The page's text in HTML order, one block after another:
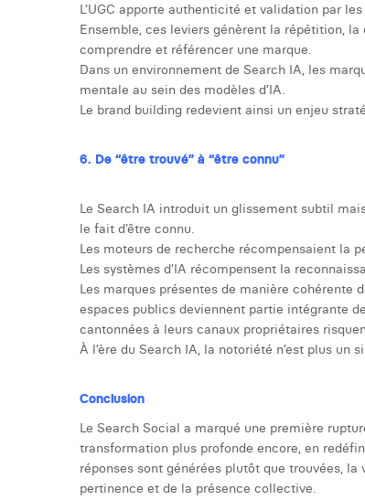
L’UGC apporte authenticité et validation par
Ensemble, ces leviers génèrent la répétition,
comprendre et référencer une marque.
Dans un environnement de Search IA, les
mentale au sein des modèles d’IA.
Le brand building redevient ainsi un enjeu
6. De “être trouvé” à “être connu”
Le Search IA introduit un glissement subtil
le fait d’être connu.
Les moteurs de recherche récompensaient la
Les systèmes d’IA récompensent la
Les marques présentes de manière cohérente
espaces publics deviennent partie intégrante
cantonnées à leurs canaux propriétaires
À l’ère du Search IA, la notoriété n’est plus
Conclusion
Le Search Social a marqué une première
transformation plus profonde encore, en
réponses sont générées plutôt que trouvées,
pertinence et de la présence collective.